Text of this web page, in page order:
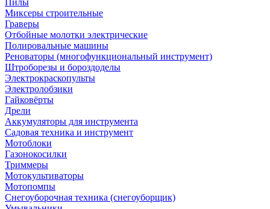
Пилы
Миксеры строительные
Граверы
Отбойные молотки электрические
Полировальные машины
Реноваторы (многофункциональный инструмент)
Штроборезы и бороздоделы
Электрокраскопульты
Электролобзики
Гайковёрты
Дрели
Аккумуляторы для инструмента
Садовая техника и инструмент
Мотоблоки
Газонокосилки
Триммеры
Мотокультиваторы
Мотопомпы
Снегоуборочная техника (снегоуборщик)